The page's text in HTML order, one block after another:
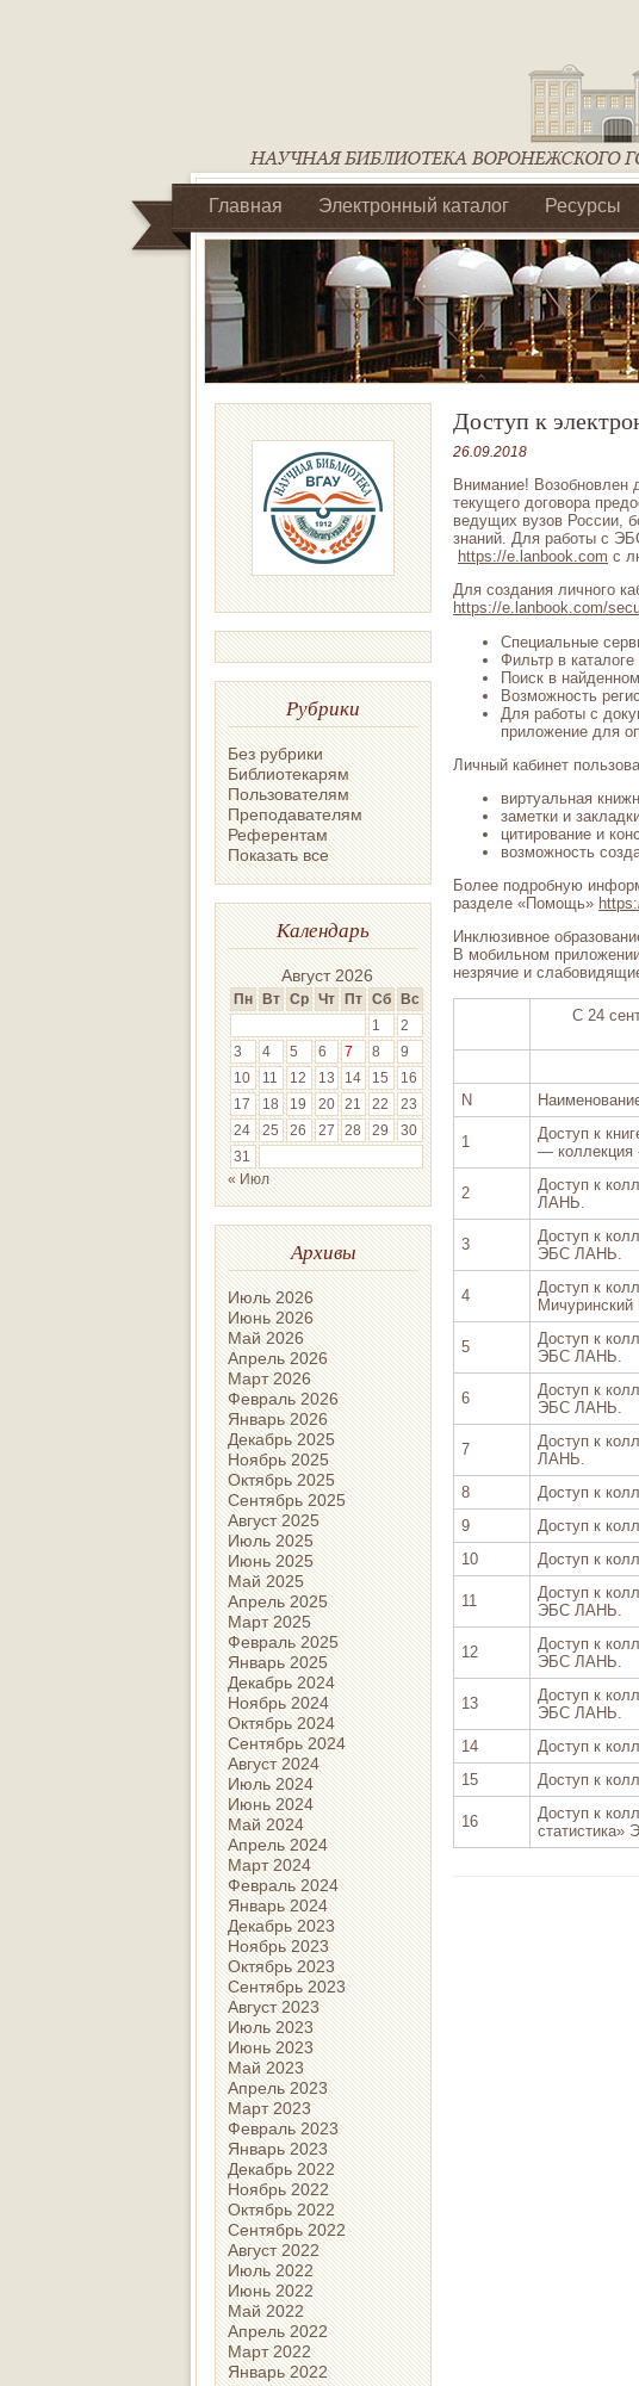
Главная Электронный каталог Ресурсы
Библиотеки регионального отделения
Рубрики
Без рубрики
Библиотекарям
Пользователям
Преподавателям
Референтам
Показать все
Календарь
Август 2026
Пн Вт Ср Чт Пт Сб Вс
1
2
3
4 5 6 7 8
9
10
11 12 13 14 15
16
17
18 19 20 21 22
23
24
25 26 27 28 29
30
31
« Июл
Архивы
Июль 2026
Июнь 2026
Май 2026
Апрель 2026
Март 2026
Февраль 2026
Январь 2026
Декабрь 2025
Ноябрь 2025
Октябрь 2025
Сентябрь 2025
Август 2025
Июль 2025
Июнь 2025
Май 2025
Апрель 2025
Март 2025
Февраль 2025
Январь 2025
Декабрь 2024
Ноябрь 2024
Октябрь 2024
Сентябрь 2024
Август 2024
Июль 2024
Июнь 2024
Май 2024
Апрель 2024
Март 2024
Февраль 2024
Январь 2024
Декабрь 2023
Ноябрь 2023
Октябрь 2023
Сентябрь 2023
Август 2023
Июль 2023
Июнь 2023
Май 2023
Апрель 2023
Март 2023
Февраль 2023
Январь 2023
Декабрь 2022
Ноябрь 2022
Октябрь 2022
Сентябрь 2022
Август 2022
Июль 2022
Июнь 2022
Май 2022
Апрель 2022
Март 2022
Январь 2022
Доступ к
26.09.2018
Внимание! Возобновлен
текущего договора
ведущих вузов России,
знаний. Для работы с
https://e.lanbook.com с
Для создания личного
https://e.lanbook.com/
Специальные
Фильтр в
Поиск в найденном
Возможность
Для работы с
приложение для
Личный кабинет
виртуальная
заметки и
цитирование и
возможность
Более подробную
разделе «Помощь»
Инклюзивное
В мобильном
незрячие и
C 24
N
1
Доступ к
—
2
Доступ к
ЛАНЬ.
3
Доступ к
ЭБС ЛАНЬ.
4
Доступ к
5
Доступ к
ЭБС ЛАНЬ.
6
Доступ к
ЭБС ЛАНЬ.
7
Доступ к
ЛАНЬ.
8
Доступ к
9
Доступ к
10
Доступ к
11
Доступ к
ЭБС ЛАНЬ.
12
Доступ к
ЭБС ЛАНЬ.
13
Доступ к
ЭБС ЛАНЬ.
14
Доступ к
15
Доступ к
16
Доступ к
статистика»